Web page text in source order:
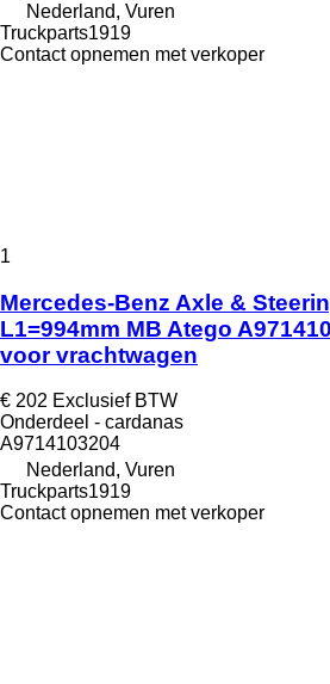
Nederland, Vuren
Truckparts1919
Contact opnemen met verkoper
1
Mercedes-Benz Axle &
L1=994mm MB Atego
voor vrachtwagen
€ 202 Exclusief BTW
Onderdeel - cardanas
A9714103204
Nederland, Vuren
Truckparts1919
Contact opnemen met verkoper